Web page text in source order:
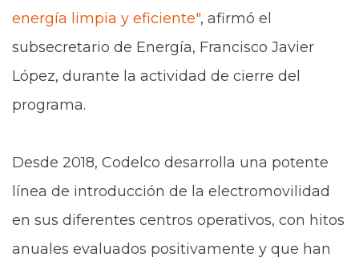
energía limpia y eficiente", afirmó el
subsecretario de Energía, Francisco Javier
López, durante la actividad de cierre del
programa.
Desde 2018, Codelco desarrolla una potente
línea de introducción de la electromovilidad
en sus diferentes centros operativos, con hitos
anuales evaluados positivamente y que han